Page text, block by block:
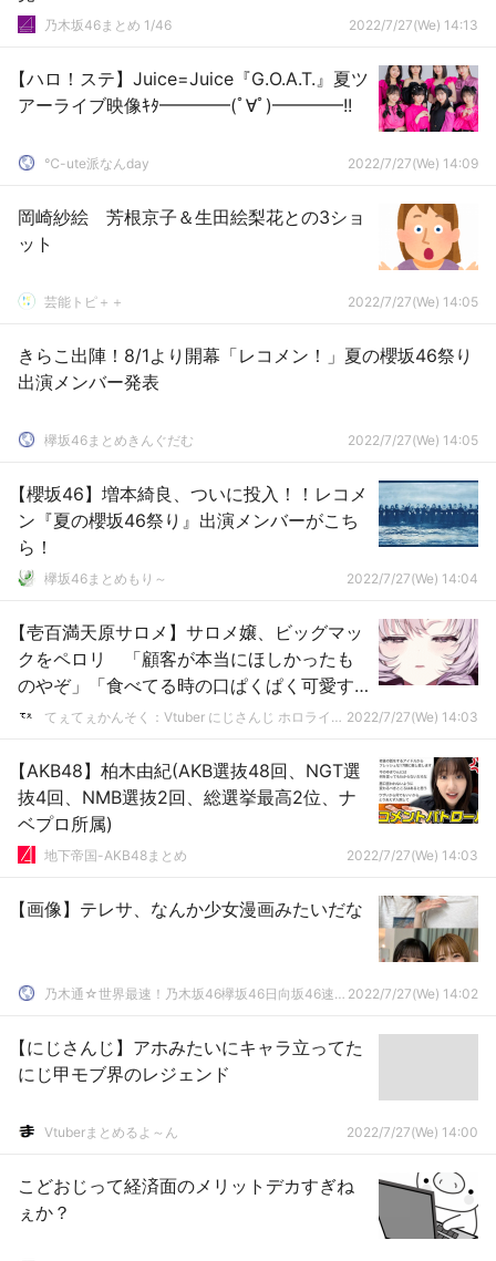
乃木坂46まとめ 1/46 2022/7/27(We) 14:13
【ハロ！ステ】Juice=Juice『G.O.A.T.』夏ツ
アーライブ映像ｷﾀ━━━━(ﾟ∀ﾟ)━━━━!!
℃-ute派なんday 2022/7/27(We) 14:09
岡崎紗絵 芳根京子＆生田絵梨花との3ショ
ット
芸能トピ＋＋ 2022/7/27(We) 14:05
きらこ出陣！8/1より開幕「レコメン！」夏の櫻坂46祭り
出演メンバー発表
欅坂46まとめきんぐだむ 2022/7/27(We) 14:05
【櫻坂46】増本綺良、ついに投入！！レコメ
ン『夏の櫻坂46祭り』出演メンバーがこち
ら！
欅坂46まとめもり～ 2022/7/27(We) 14:04
【壱百満天原サロメ】サロメ嬢、ビッグマッ
クをペロリ 「顧客が本当にほしかったも
のやぞ」「食べてる時の口ぱくぱく可愛す
ぎですわ〜」【にじさんじ】
てぇてぇかんそく：Vtuber にじさんじ ホロライブまとめ 2022/7/27(We) 14:03
【AKB48】柏木由紀(AKB選抜48回、NGT選
抜4回、NMB選抜2回、総選挙最高2位、ナ
ベプロ所属)
地下帝国-AKB48まとめ 2022/7/27(We) 14:03
【画像】テレサ、なんか少女漫画みたいだな
乃木通☆世界最速！乃木坂46欅坂46日向坂46速報まとめ 2022/7/27(We) 14:02
【にじさんじ】アホみたいにキャラ立ってた
にじ甲モブ界のレジェンド
Vtuberまとめるよ～ん 2022/7/27(We) 14:00
こどおじって経済面のメリットデカすぎね
ぇか？